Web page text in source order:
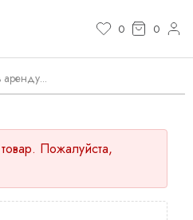
0 0
Пожалуйста,